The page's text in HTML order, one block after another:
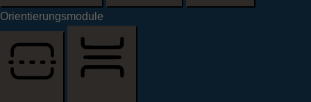
Orientierungsmodule